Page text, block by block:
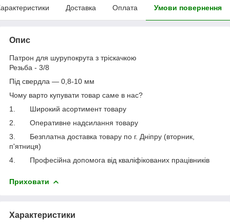
Доставка Оплата Умови повернення
Опис
Патрон для шурупокрута з тріскачкою
Резьба - 3/8
Під свердла — 0,8-10 мм
Чому варто купувати товар саме в нас?
1.
Широкий асортимент товару
2.
Оперативне надсилання товару
3.
Безплатна доставка товару по г. Дніпру (вторник,
п'ятниця)
4.
Професійна допомога від кваліфікованих працівників
Приховати
Характеристики